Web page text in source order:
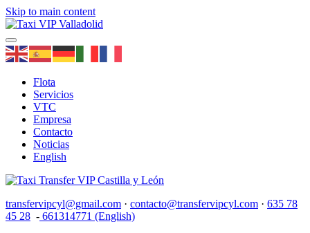
Skip to main content
Flota
Servicios
VTC
Empresa
Contacto
Noticias
English
transfervipcyl@gmail.com · contacto@transfervipcyl.com · 635 78
45 28 - 661314771 (English)